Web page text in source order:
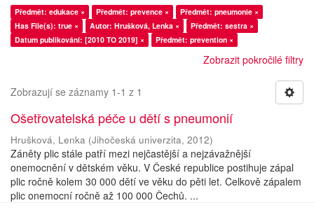
Předmět: edukace × Předmět: prevence ×
Předmět: pneumonie ×
Has File(s): true ×
Autor: Hrušková, Lenka ×
Předmět: sestra ×
Datum publikování: [2010 TO 2019] ×
Předmět: prevention ×
Zobrazit pokročilé filtry
Zobrazují se záznamy 1-1 z 1
Ošetřovatelská péče u dětí s pneumonií
Hrušková, Lenka (Jihočeská univerzita, 2012)
Záněty plic stále patří mezi nejčastější a nejzávažnější
onemocnění v dětském věku. V České republice postihuje zápal
plic ročně kolem 30 000 dětí ve věku do pěti let. Celkově zápalem
plic onemocní ročně až 100 000 Čechů. ...